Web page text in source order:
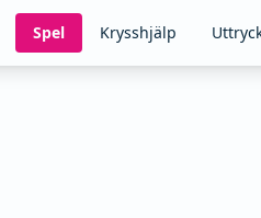
Spel Krysshjälp